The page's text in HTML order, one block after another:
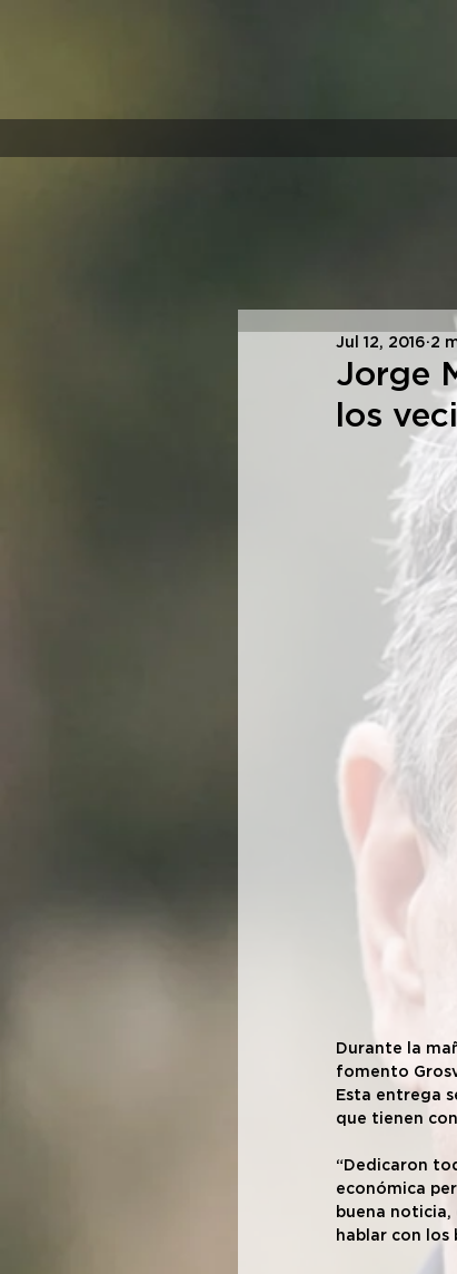
Jorge
los
Jul 12, 2016 2
Durante la
fomento
Esta entrega
que tienen
“Dedicaron
económica
buena noticia,
hablar con los